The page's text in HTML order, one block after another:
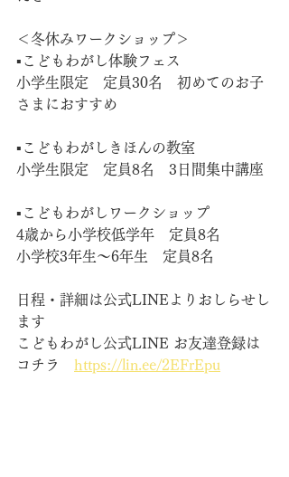
＜冬休みワークショップ＞
▪️こどもわがし体験フェス
小学生限定　定員30名　初めてのお子
さまにおすすめ
▪️こどもわがしきほんの教室
小学生限定　定員8名　3日間集中講座
▪️こどもわがしワークショップ
4歳から小学校低学年　定員8名
小学校3年生〜6年生　定員8名
日程・詳細は公式LINEよりおしらせし
ます
こどもわがし公式LINE お友達登録は
コチラ https://lin.ee/2EFrEpu